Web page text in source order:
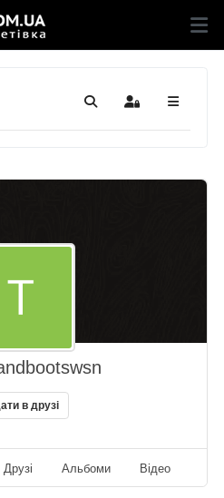
ПошукSign In
в друзі
Друзі Альбоми Відео